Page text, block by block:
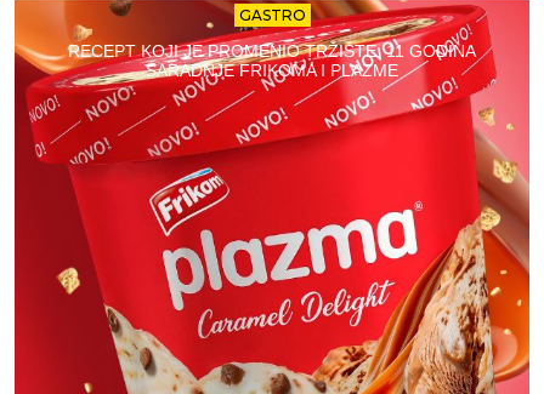
GASTRO
RECEPT KOJI JE PROMENIO TRŽIŠTE: 11 GODINA
SARADNJE FRIKOMA I PLAZME